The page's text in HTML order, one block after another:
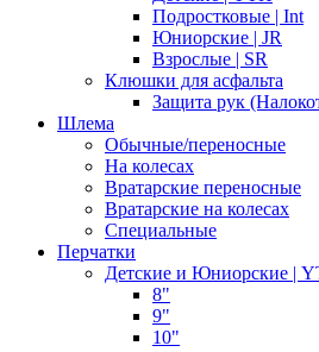
Подростковые | Int
Юниорские | JR
Взрослые | SR
Клюшки для асфальта
Защита рук
Шлема
Обычные/переносные
На колесах
Вратарские переносные
Вратарские на колесах
Специальные
Перчатки
Детские и Юниорские |
8"
9"
10"